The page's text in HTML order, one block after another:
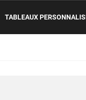
TABLEAUX